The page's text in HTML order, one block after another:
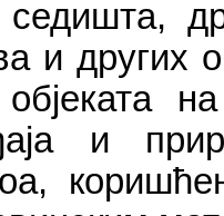
седишта,
и других
и